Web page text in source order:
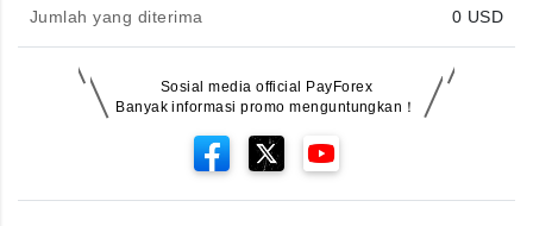
Jumlah yang diterima 0 USD
Sosial media official PayForex
Banyak informasi promo menguntungkan！